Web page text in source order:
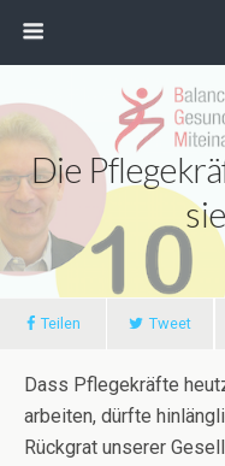
Die
Teilen Tweet
Dass Pflegekräfte
arbeiten, dürfte
Rückgrat unserer